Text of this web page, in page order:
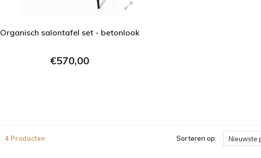
Organisch salontafel set - betonlook
€570,00
4 Producten Sorteren op: Nieuwste